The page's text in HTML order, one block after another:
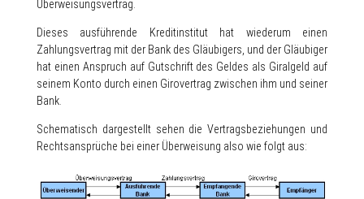
Überweisungsvertrag.
Dieses ausführende Kreditinstitut hat wiederum einen
Zahlungsvertrag mit der Bank des Gläubigers, und der Gläubiger
hat einen Anspruch auf Gutschrift des Geldes als Giralgeld auf
seinem Konto durch einen Girovertrag zwischen ihm und seiner
Bank.
Schematisch dargestellt sehen die Vertragsbeziehungen und
Rechtsansprüche bei einer Überweisung also wie folgt aus: